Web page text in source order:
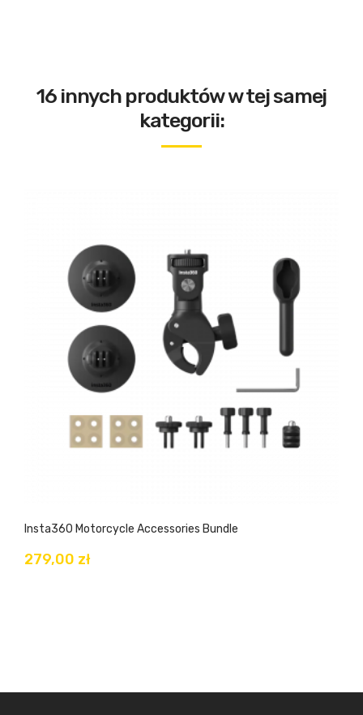
16 innych produktów w tej samej
kategorii:
Insta360 Motorcycle Accessories Bundle
279,00 zł